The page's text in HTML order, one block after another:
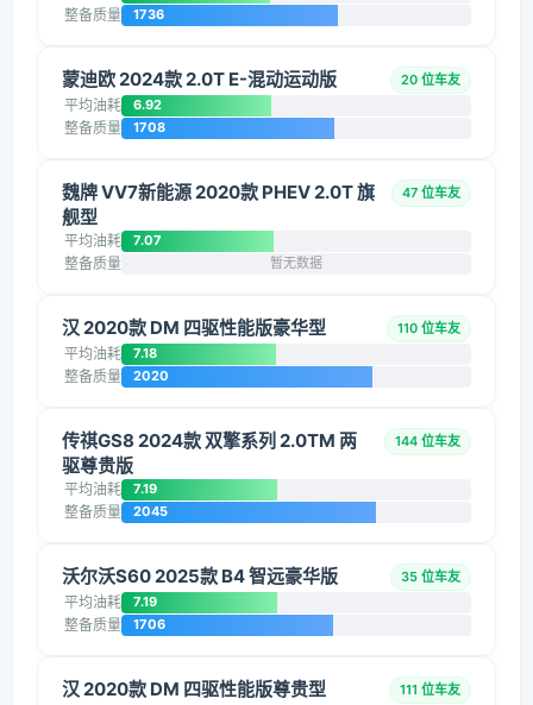
整备质量 1736
蒙迪欧 2024款 2.0T E-混动运动版 20 位车友
平均油耗 6.92
整备质量 1708
魏牌 VV7新能源 2020款 PHEV 2.0T 旗
舰型
47 位车友
平均油耗 7.07
整备质量 暂无数据
汉 2020款 DM 四驱性能版豪华型 110 位车友
平均油耗 7.18
整备质量 2020
传祺GS8 2024款 双擎系列 2.0TM 两
驱尊贵版
144 位车友
平均油耗 7.19
整备质量 2045
沃尔沃S60 2025款 B4 智远豪华版 35 位车友
平均油耗 7.19
整备质量 1706
汉 2020款 DM 四驱性能版尊贵型 111 位车友